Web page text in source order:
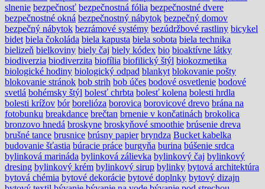
slnenie bezpečnosť bezpečnostná fólia bezpečnostné dvere
bezpečnostné okná bezpečnostný nábytok bezpečný domov
bezpečný nábytok bezrámové systémy bezúdržbové rastliny bicykel
bidet biela čokoláda biela kapusta biela sobota biela technika
bielizeň bielkoviny biely čaj biely kódex bio bioaktívne látky
biodiverzia biodiverzita biofília biofilický štýl biokozmetika
biologické hodiny biologický odpad blankyt blokovanie pošty
blokovanie stránok bob strih bob účes bodové osvetlenie bodové
svetlá bohémsky štýl bolesť chrbta bolesť kolena bolesti hrdla
bolesti krížov bór borelióza borovica borovicové drevo brána na
fotobunku breakdance brečtan brnenie v končatinách brokolica
bronzovo hnedá broskyne broskyňové smoothie brúsenie dreva
brušné tance brusnice brúsny papier bryndza Bucket kabelka
budovanie šťastia búracie práce burgyňa burina búšenie srdca
bylinková marináda bylinková zálievka bylinkový čaj bylinkový
dresing bylinkový krém bylinkový sirup bylinky bytová architektúra
bytová chémia bytové dekorácie bytové doplnky bytový dizajn